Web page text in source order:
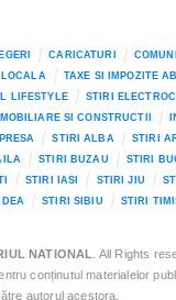
CARICATURI
LOCALA TAXE SI IMPOZITE
LIFESTYLE
STIRI
SI CONSTRUCTII
STIRI ALBA STIRI
STIRI BUZAU STIRI
STIRI IASI STIRI JIU
STIRI SIBIU
STIRI
NATIONAL . All Rights
conținutul materialelor
autorul acestora.